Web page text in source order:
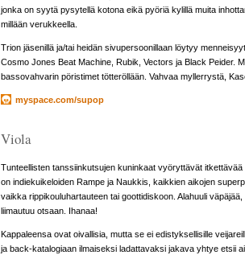
jonka on syytä pysytellä kotona eikä pyöriä kylillä muita
millään verukkeella.
Trion jäsenillä ja/tai heidän sivupersoonillaan löytyy
Cosmo Jones Beat Machine, Rubik, Vectors ja Black Peider.
bassovahvarin pöristimet tötteröllään. Vahvaa myllerrystä,
myspace.com/supop
Viola
Tunteellisten tanssiinkutsujen kuninkaat vyöryttävät
on indiekuikeloiden Rampe ja Naukkis, kaikkien aikojen
vaikka rippikouluhartauteen tai goottidiskoon. Alahuuli
liimautuu otsaan. Ihanaa!
Kappaleensa ovat oivallisia, mutta se ei edistyksellisille
ja back-katalogiaan ilmaiseksi ladattavaksi jakava yhtye etsii